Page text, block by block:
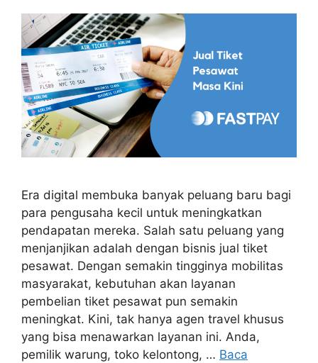
Era digital membuka banyak peluang baru bagi
para pengusaha kecil untuk meningkatkan
pendapatan mereka. Salah satu peluang yang
menjanjikan adalah dengan bisnis jual tiket
pesawat. Dengan semakin tingginya mobilitas
masyarakat, kebutuhan akan layanan
pembelian tiket pesawat pun semakin
meningkat. Kini, tak hanya agen travel khusus
yang bisa menawarkan layanan ini. Anda,
pemilik warung, toko kelontong, … Baca